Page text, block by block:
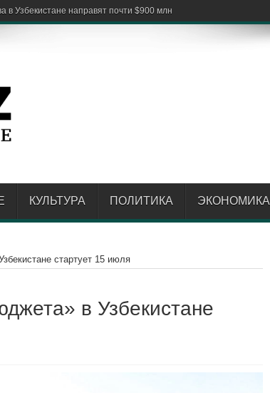
КУЛЬТУРА ПОЛИТИКА ЭКОНОМИКА
стартует 15 июля
в Узбекистане